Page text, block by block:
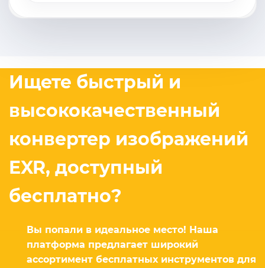
Ищете быстрый и
высококачественный
конвертер изображений
EXR, доступный
бесплатно?
Вы попали в идеальное место! Наша
платформа предлагает широкий
ассортимент бесплатных инструментов для